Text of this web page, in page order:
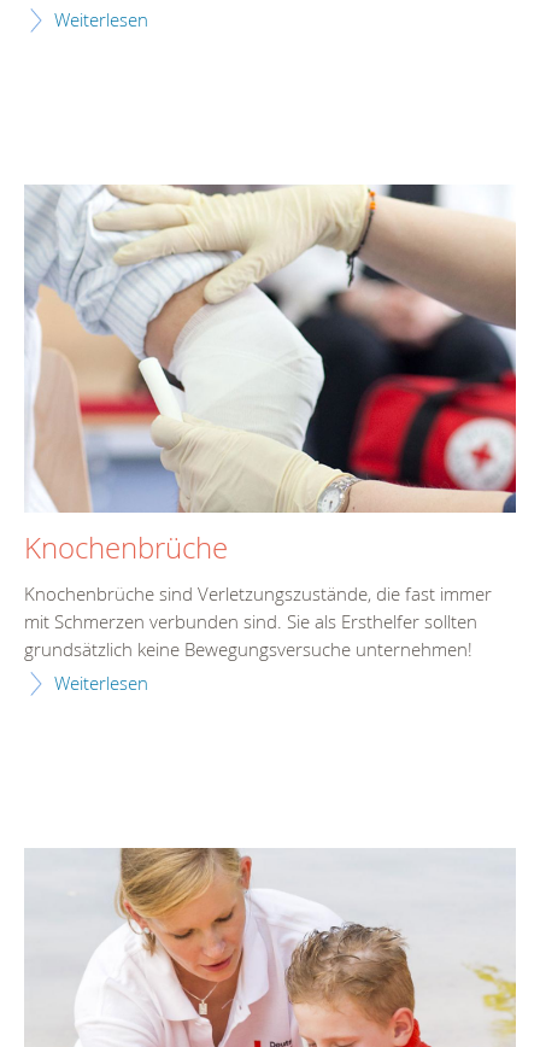
Weiterlesen
Knochenbrüche
Knochenbrüche sind Verletzungszustände, die fast immer
mit Schmerzen verbunden sind. Sie als Ersthelfer sollten
grundsätzlich keine Bewegungsversuche unternehmen!
Weiterlesen